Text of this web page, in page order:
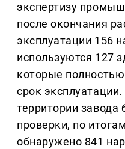
экспертизу
после окончания
эксплуатации 156
используются 127
которые
срок
территории
проверки, по
обнаружено 841